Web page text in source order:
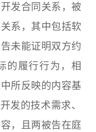
发合同关系，被
系，其中包括软
未能证明双方约
的履行行为，相
所反映的内容基
发的技术需求、
，且两被告在庭